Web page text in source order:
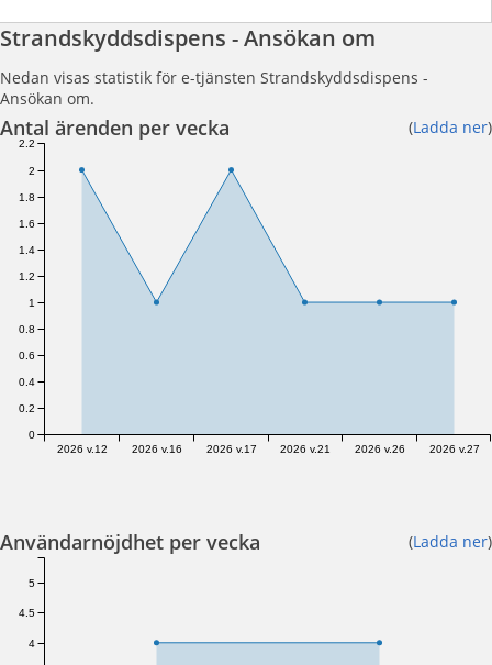
Strandskyddsdispens - Ansökan om
Nedan visas statistik för e-tjänsten Strandskyddsdispens -
Ansökan om.
Antal ärenden per vecka (Ladda ner)
2026 v.12 2026 v.16 2026 v.17 2026 v.21 2026 v.26 2026 v.27
0
0.2
0.4
0.6
0.8
1
1.2
1.4
1.6
1.8
2
2.2
Användarnöjdhet per vecka (Ladda ner)
4
4.5
5